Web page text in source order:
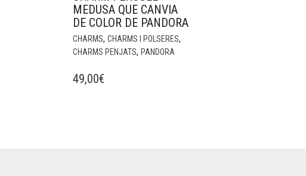
MEDUSA QUE CANVIA
DE COLOR DE PANDORA
CHARMS, CHARMS I POLSERES,
CHARMS PENJATS, PANDORA
49,00€